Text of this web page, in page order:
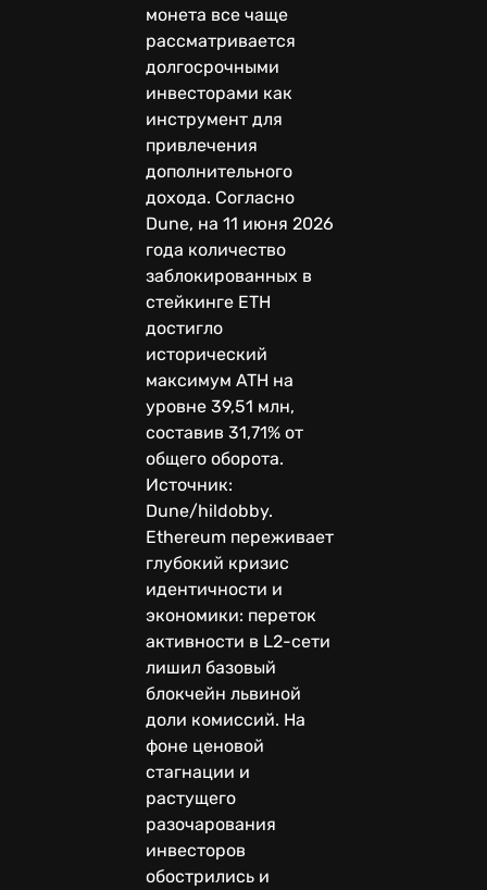
монета все чаще
рассматривается
долгосрочными
инвесторами как
инструмент для
привлечения
дополнительного
дохода. Согласно
Dune, на 11 июня 2026
года количество
заблокированных в
стейкинге ETH
достигло
исторический
максимум ATH на
уровне 39,51 млн,
составив 31,71% от
общего оборота.
Источник:
Dune/hildobby.
Ethereum переживает
глубокий кризис
идентичности и
экономики: переток
активности в L2-сети
лишил базовый
блокчейн львиной
доли комиссий. На
фоне ценовой
стагнации и
растущего
разочарования
инвесторов
обострились и